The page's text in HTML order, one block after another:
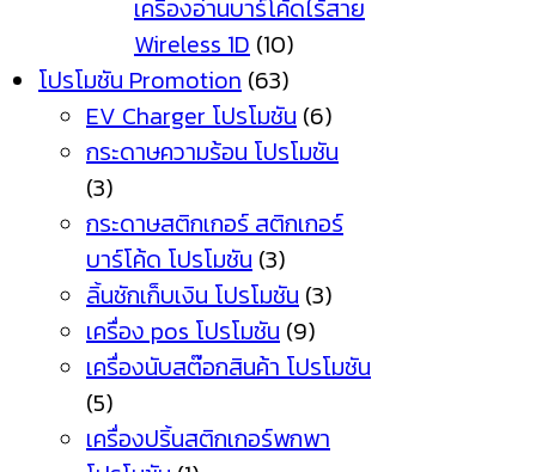
เครื่องอ่านบาร์โค้ดไร้สาย
Wireless 1D (10)
โปรโมชัน Promotion (63)
EV Charger โปรโมชัน (6)
กระดาษความร้อน โปรโมชัน
(3)
กระดาษสติกเกอร์ สติกเกอร์
บาร์โค้ด โปรโมชัน (3)
ลิ้นชักเก็บเงิน โปรโมชัน (3)
เครื่อง pos โปรโมชัน (9)
เครื่องนับสต๊อกสินค้า โปรโมชัน
(5)
เครื่องปริ้นสติกเกอร์พกพา